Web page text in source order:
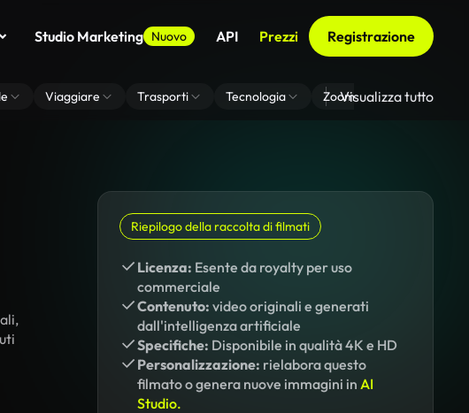
Studio Marketing Nuovo API Prezzi Registrazione
Viaggiare Trasporti Tecnologia Zoom Di Sfondo Virtuale
Visualizza tutto
Riepilogo della raccolta di filmati
Licenza: Esente da royalty per uso
commerciale
Contenuto: video originali e generati
dall'intelligenza artificiale
Specifiche: Disponibile in qualità 4K e HD
Personalizzazione: rielabora questo
filmato o genera nuove immagini in AI
Studio.